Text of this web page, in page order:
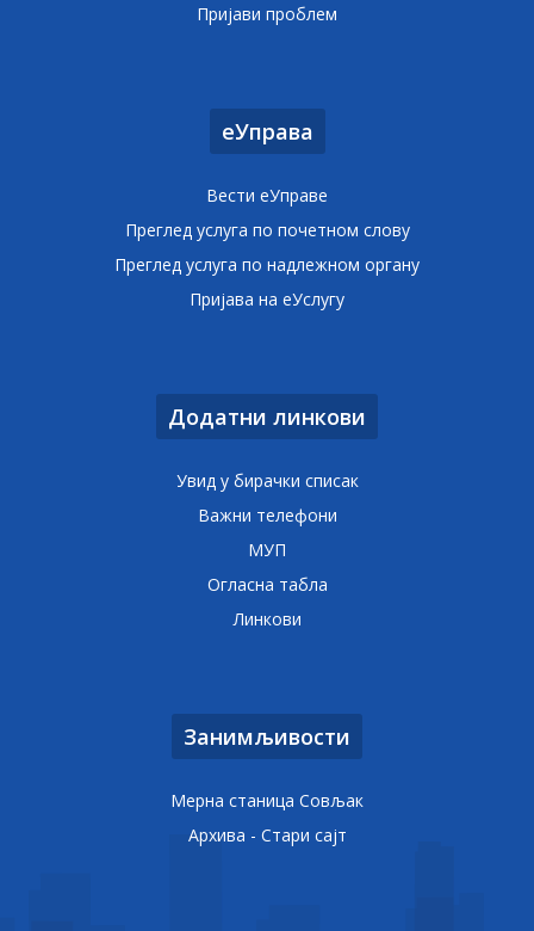
Пријави проблем
еУправа
Вести еУправе
Преглед услуга по почетном слову
Преглед услуга по надлежном органу
Пријава на еУслугу
Додатни линкови
Увид у бирачки списак
Важни телефони
МУП
Огласна табла
Линкови
Занимљивости
Мерна станица Совљак
Архива - Стари сајт